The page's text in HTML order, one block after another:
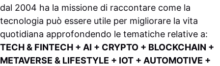
dal 2004 ha la missione di raccontare come la
tecnologia può essere utile per migliorare la vita
quotidiana approfondendo le tematiche relative a:
TECH & FINTECH + AI + CRYPTO + BLOCKCHAIN +
METAVERSE & LIFESTYLE + IOT + AUTOMOTIVE +